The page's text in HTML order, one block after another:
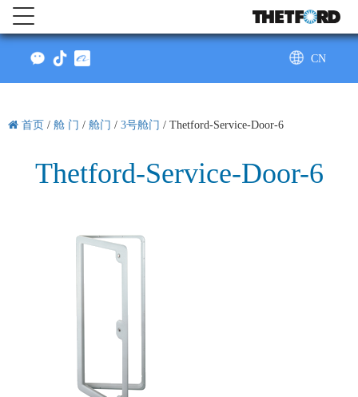
CN
首页 / 舱 门 / 舱门 / 3号舱门 / Thetford-Service-Door-6
Thetford-Service-Door-6